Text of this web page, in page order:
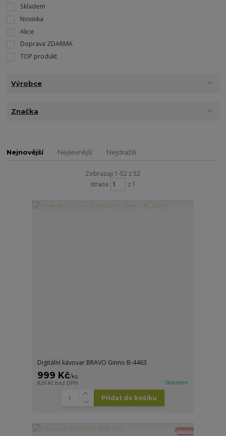
Skladem
Novinka
Akce
Doprava ZDARMA
TOP produkt
Výrobce
Značka
Nejnovější Nejlevnější Nejdražší
Zobrazuji 1-52 z 52
strana
z 1
Digitální kávovar BRAVO Ginno B-4463
999 Kč/ks
826 Kč bez DPH Skladem
Přidat do košíku
Akce